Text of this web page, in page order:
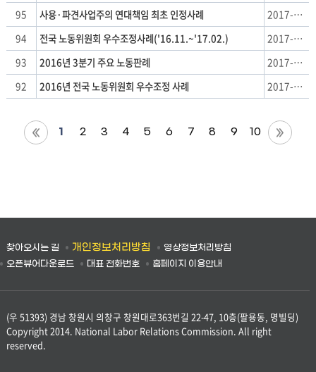
짜
95
사용·파견사업주의 연대책임 최초 인정사례
2017-09-13
94
전국 노동위원회 우수조정사례('16.11.~'17.02.)
2017-05-17
93
2016년 3분기 주요 노동판례
2017-04-19
92
2016년 전국 노동위원회 우수조정 사례 2017-01-18
1 2 3 4 5 6 7 8 9 10
찾아오시는 길 개인정보처리방침
영상정보처리방침
오픈뷰어다운로드
대표 전화번호 홈페이지 이용안내
(우 51393) 경남 창원시 의창구 창원대로363번길 22-47, 10층(팔용동, 명빌딩)
Copyright 2014. National Labor Relations Commission. All right
reserved.